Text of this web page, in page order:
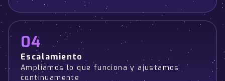
04
Escalamiento
Ampliamos lo que funciona y ajustamos
continuamente